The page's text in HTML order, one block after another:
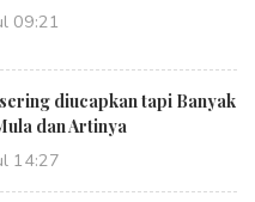
09:21
diucapkan tapi Banyak
dan Artinya
14:27